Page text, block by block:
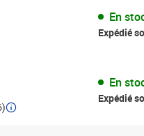
En
Expédié
En
Expédié